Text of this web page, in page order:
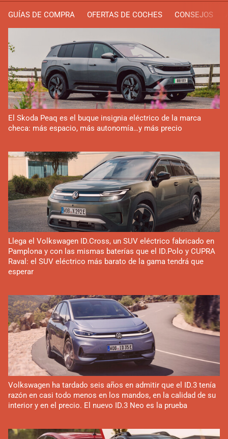
GUÍAS DE COMPRA OFERTAS DE COCHES CONSEJOS
El Skoda Peaq es el buque insignia eléctrico de la marca
checa: más espacio, más autonomía…y más precio
Llega el Volkswagen ID.Cross, un SUV eléctrico fabricado en
Pamplona y con las mismas baterías que el ID.Polo y CUPRA
Raval: el SUV eléctrico más barato de la gama tendrá que
esperar
Volkswagen ha tardado seis años en admitir que el ID.3 tenía
razón en casi todo menos en los mandos, en la calidad de su
interior y en el precio. El nuevo ID.3 Neo es la prueba